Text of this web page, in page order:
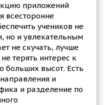
приложений
всесторонне
учеников не
но и увлекательным
не скучать, лучше
терять интерес к
высот. Есть
и
и разделение по